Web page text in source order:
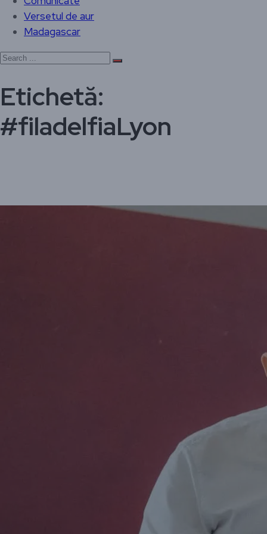
Versetul de aur
Madagascar
Etichetă:
#filadelfiaLyon